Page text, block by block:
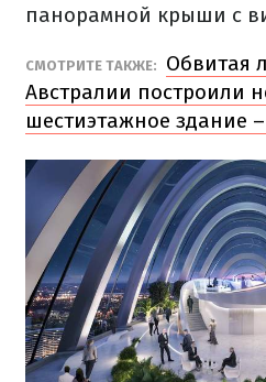
панорамной крыши с
СМОТРИТЕ ТАКЖЕ:
Обвитая
Австралии построили
шестиэтажное здание